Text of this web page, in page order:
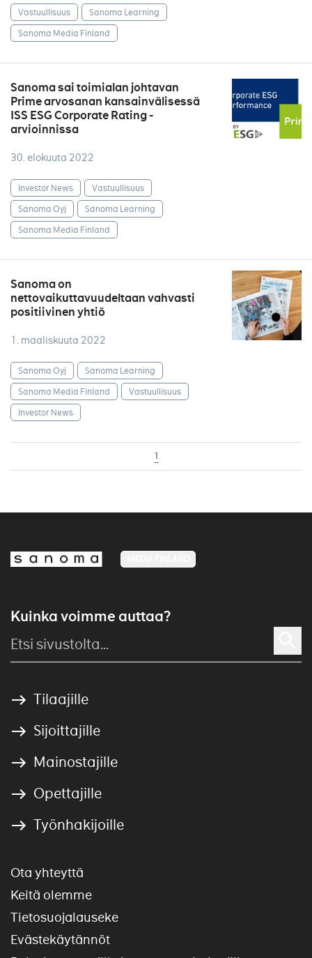
Vastuullisuus
Sanoma Learning
Sanoma Media Finland
Sanoma sai toimialan johtavan
Prime arvosanan kansainvälisessä
ISS ESG Corporate Rating -
arvioinnissa
30. elokuuta 2022
Investor News
Vastuullisuus
Sanoma Oyj
Sanoma Learning
Sanoma Media Finland
Sanoma on
nettovaikuttavuudeltaan vahvasti
positiivinen yhtiö
1. maaliskuuta 2022
Sanoma Oyj
Sanoma Learning
Sanoma Media Finland
Vastuullisuus
Investor News
1
Kuinka voimme auttaa?
Tilaajille
Sijoittajille
Mainostajille
Opettajille
Työnhakijoille
Ota yhteyttä
Keitä olemme
Tietosuojalauseke
Evästekäytännöt